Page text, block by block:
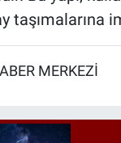
taşımalarına
MERKEZİ